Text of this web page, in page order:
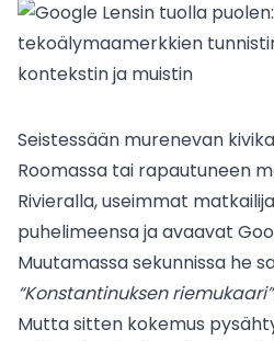
Seistessään murenevan
Roomassa tai rapautuneen
Rivieralla, useimmat
puhelimeensa ja avaavat
Muutamassa sekunnissa he
“Konstantinuksen riemukaari”
Mutta sitten kokemus